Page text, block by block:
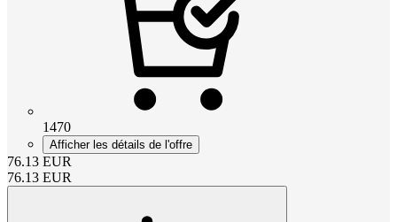
1470
Afficher les détails de l'offre
76.13 EUR
76.13 EUR